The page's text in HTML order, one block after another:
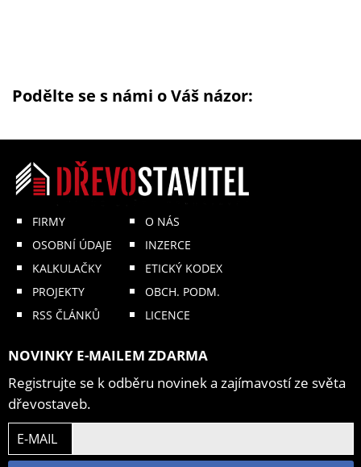
Podělte se s námi o Váš názor:
FIRMY
OSOBNÍ ÚDAJE
KALKULAČKY
PROJEKTY
RSS ČLÁNKŮ
O NÁS
INZERCE
ETICKÝ KODEX
OBCH. PODM.
LICENCE
NOVINKY E-MAILEM ZDARMA
Registrujte se k odběru novinek a zajímavostí ze světa
dřevostaveb.
E-MAIL